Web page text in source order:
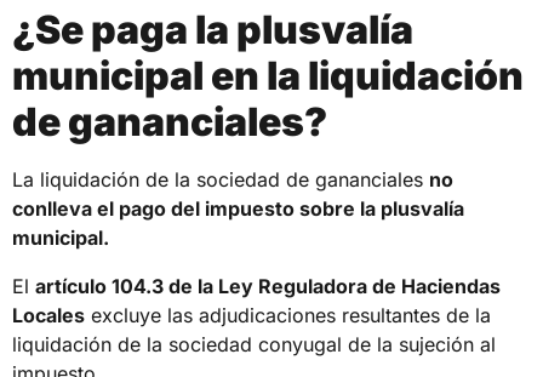
¿Se paga la plusvalía
municipal en la liquidación
de gananciales?
La liquidación de la sociedad de gananciales no
conlleva el pago del impuesto sobre la plusvalía
municipal.
El artículo 104.3 de la Ley Reguladora de Haciendas
Locales excluye las adjudicaciones resultantes de la
liquidación de la sociedad conyugal de la sujeción al